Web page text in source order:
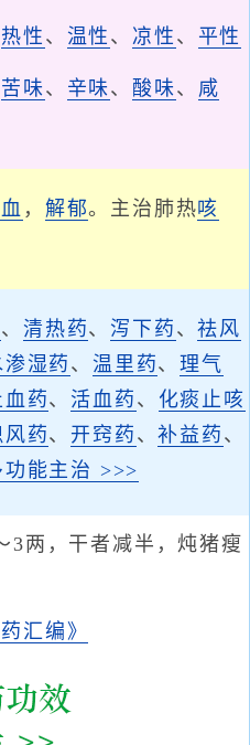
热性 、 温性 、 凉性 、 平性
苦味、 辛味、 酸味、 咸
， 解郁。主治肺热咳
、清热药、 泻下药 、祛风
湿药 、温里药、理气
血药、 活血药 、 化痰止咳
药、 开窍药 、补益药 、
功能主治 >>>
3两，干者减半，炖猪瘦
汇编》